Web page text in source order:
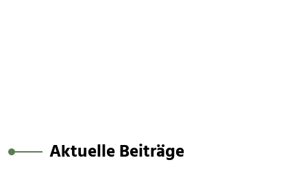
Aktuelle Beiträge